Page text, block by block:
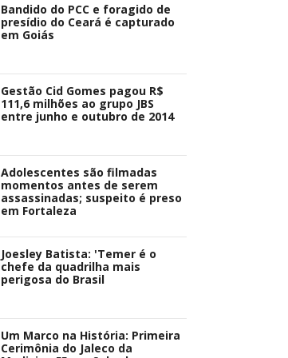
Bandido do PCC e foragido de
presídio do Ceará é capturado
em Goiás
Gestão Cid Gomes pagou R$
111,6 milhões ao grupo JBS
entre junho e outubro de 2014
Adolescentes são filmadas
momentos antes de serem
assassinadas; suspeito é preso
em Fortaleza
Joesley Batista: 'Temer é o
chefe da quadrilha mais
perigosa do Brasil
Um Marco na História: Primeira
Cerimônia do Jaleco da